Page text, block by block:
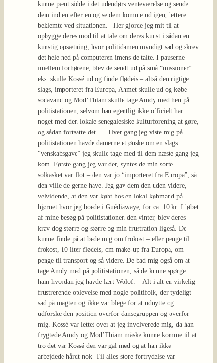
kunne pænt sidde i det udendørs venteværelse og sende
dem ind en efter en og se dem komme ud igen, lettere
beklemte ved situationen. Her gjorde jeg mit til at
opbygge deres mod til at tale om deres kunst i sådan en
kunstig opsætning, hvor politidamen myndigt sad og skrev
det hele ned på computeren imens de talte. I pauserne
imellem forhørene, blev de sendt ud på små “missioner”
eks. skulle Kossé ud og finde flødeis – altså den rigtige
slags, importeret fra Europa, Ahmet skulle ud og købe
sodavand og Mod’Thiam skulle tage Amdy med hen på
politistationen, selvom han egentlig ikke officielt har
noget med den lokale senegalesiske kulturforening at gøre,
og sådan fortsatte det… Hver gang jeg viste mig på
politistationen havde damerne et ønske om en slags
“venskabsgave” jeg skulle tage med til dem næste gang jeg
kom. Første gang jeg var der, syntes de min sorte
solkasket var flot – den var jo “importeret fra Europa”, så
den ville de gerne have. Jeg gav dem den uden videre,
velvidende, at den var købt hos en lokal købmand på
hjørnet hvor jeg boede i Guédiawaye, for ca. 10 kr. I løbet
af mine besøg på politistationen den vinter, blev deres
krav dog større og større og min frustration ligeså. De
kunne finde på at bede mig om frokost – eller penge til
frokost, 10 liter flødeis, om make-up fra Europa, om
penge til transport og så videre. De bad mig også om at
tage Amdy med på politistationen, så de kunne spørge
ham hvordan jeg havde lært Wolof. Alt i alt en virkelig
frustrerende oplevelse med nogle politifolk, der tydeligt
sad på magten og ikke var blege for at udnytte og
udforske den position overfor dansegruppen og overfor
mig. Kossé var lettet over at jeg involverede mig, da han
frygtede Amdy og Mod’Thiam måske kunne komme til at
tro det var Kossé den var gal med og at han ikke
arbejdede hårdt nok. Til alles store fortrydelse var